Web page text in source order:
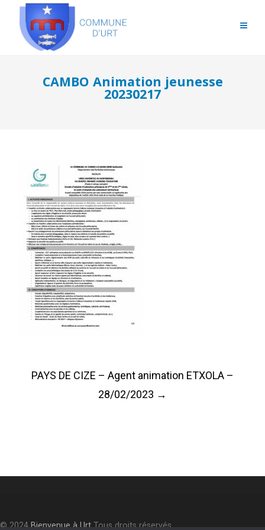
CAMBO Animation jeunesse
20230217
Post
navigation
PAYS DE CIZE – Agent animation ETXOLA –
28/02/2023 →
© 2024Bienvenue à UrtTous droits réservés.